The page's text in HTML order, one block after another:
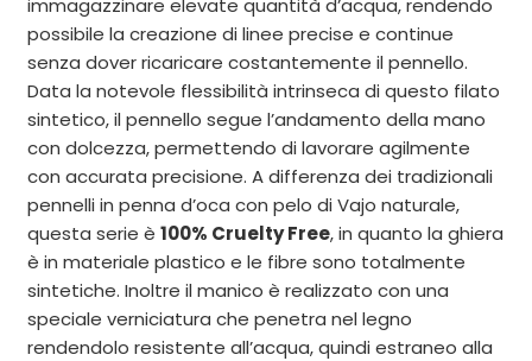
immagazzinare elevate quantità d’acqua, rendendo
possibile la creazione di linee precise e continue
senza dover ricaricare costantemente il pennello.
Data la notevole flessibilità intrinseca di questo filato
sintetico, il pennello segue l’andamento della mano
con dolcezza, permettendo di lavorare agilmente
con accurata precisione. A differenza dei tradizionali
pennelli in penna d’oca con pelo di Vajo naturale,
questa serie è 100% Cruelty Free, in quanto la ghiera
è in materiale plastico e le fibre sono totalmente
sintetiche. Inoltre il manico è realizzato con una
speciale verniciatura che penetra nel legno
rendendolo resistente all’acqua, quindi estraneo alla